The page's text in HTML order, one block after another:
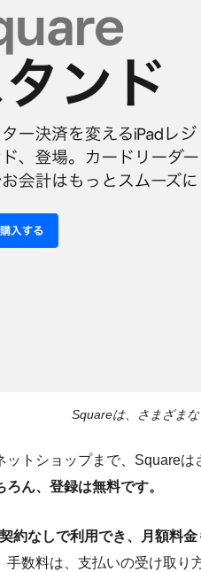
Squareは、さまざま
ットショップまで、Squareは
ろん、登録は無料です。
約なしで利用でき、月額料金
手数料は、支払いの受け取り